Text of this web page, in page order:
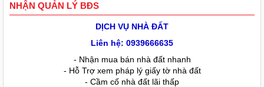
NHẬN QUẢN LÝ BĐS
DỊCH VỤ NHÀ ĐẤT
Liên hệ: 0939666635
- Nhận mua bán nhà đất nhanh
- Hỗ Trợ xem pháp lý giấy tờ nhà đất
- Cầm cố nhà đất lãi thấp